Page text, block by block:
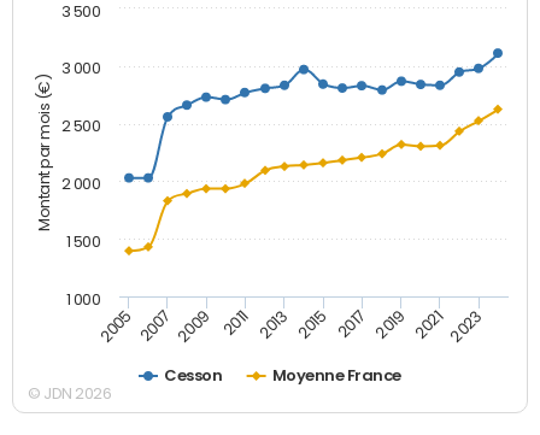
Montant par mois (€)
Cesson Moyenne France
2005 2007 2009 2011 2013 2015 2017 2019 2021 2023
1 000
1 500
2 000
2 500
3 000
3 500
© JDN 2026